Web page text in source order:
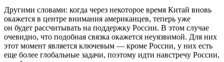
Другими словами: когда через некоторое время Китай вновь
окажется в центре внимания американцев, теперь уже
он будет рассчитывать на поддержку России. В этом случае
очевидно, что подобная связка окажется неуязвимой. Для них
этот момент является ключевым — кроме России, у них есть
еще более глобальные задачи, поэтому идти навстречу России,